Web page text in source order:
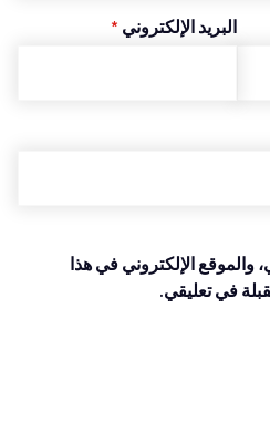
البريد الإلكتروني *
والموقع الإلكتروني في هذا
في تعليقي.